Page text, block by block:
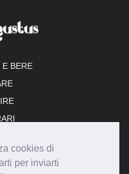
cookies di
per inviarti
E BERE